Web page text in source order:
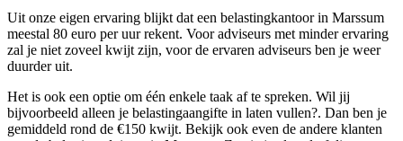
Uit onze eigen ervaring blijkt dat een belastingkantoor in Marssum
meestal 80 euro per uur rekent. Voor adviseurs met minder ervaring
zal je niet zoveel kwijt zijn, voor de ervaren adviseurs ben je weer
duurder uit.
Het is ook een optie om één enkele taak af te spreken. Wil jij
bijvoorbeeld alleen je belastingaangifte in laten vullen?. Dan ben je
gemiddeld rond de €150 kwijt. Bekijk ook even de andere klanten